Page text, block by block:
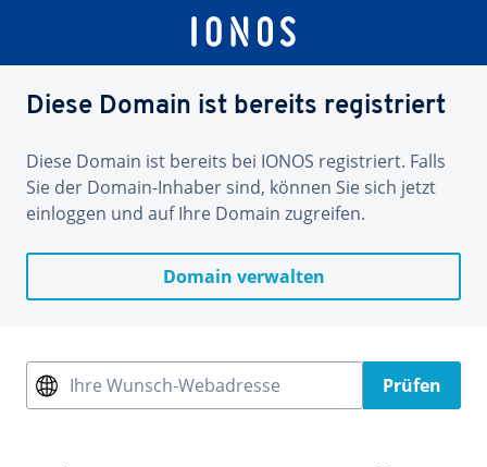
Diese Domain ist bereits registriert
Diese Domain ist bereits bei IONOS registriert. Falls
Sie der Domain-Inhaber sind, können Sie sich jetzt
einloggen und auf Ihre Domain zugreifen.
Domain verwalten
Ihre Wunsch-Webadresse Prüfen